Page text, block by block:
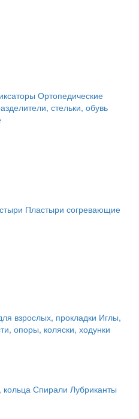
Ортопедические
стельки, обувь
Пластыри согревающие
взрослых, прокладки Иглы,
опоры, коляски, ходунки
Спирали Лубриканты